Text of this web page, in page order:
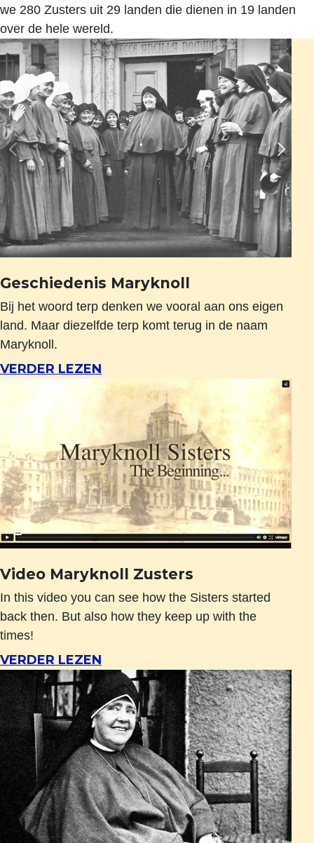
we 280 Zusters uit 29 landen die dienen in 19 landen
over de hele wereld.
Geschiedenis Maryknoll
Bij het woord terp denken we vooral aan ons eigen
land. Maar diezelfde terp komt terug in de naam
Maryknoll.
VERDER LEZEN
Video Maryknoll Zusters
In this video you can see how the Sisters started
back then. But also how they keep up with the
times!
VERDER LEZEN